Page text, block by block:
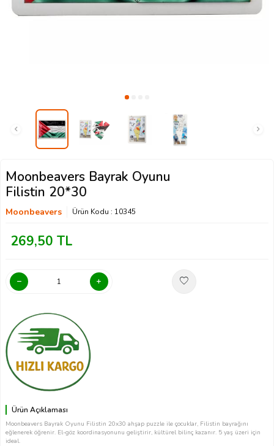
Moonbeavers Bayrak Oyunu
Filistin 20*30
Moonbeavers Ürün Kodu : 10345
269,50 TL
Ürün Açıklaması
Moonbeavers Bayrak Oyunu Filistin 20x30 ahşap puzzle ile çocuklar, Filistin bayrağını
eğlenerek öğrenir. El-göz koordinasyonunu geliştirir, kültürel bilinç kazanır. 5 yaş üzeri için
ideal.